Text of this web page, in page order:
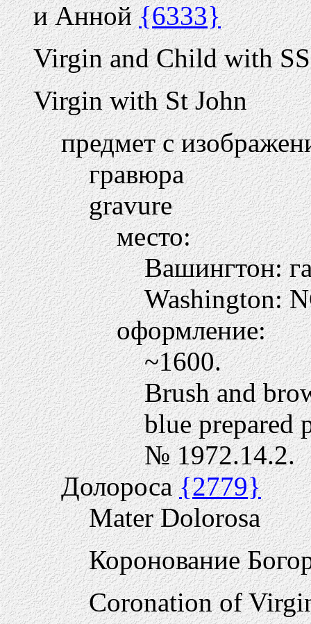
и Анной{6333}
Virgin and Child with
Virgin with St John
предмет с
гравюра
gravure
место:
Вашингтон:
Washington:
оформление:
~1600.
Brush and
blue prepared
№ 1972.14.2.
Долороса{2779}
Mater Dolorosa
Коронование
Coronation of